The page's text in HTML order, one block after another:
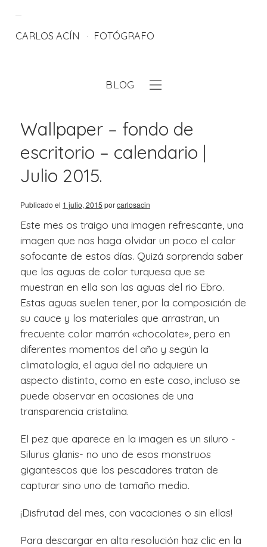
CARLOS ACÍN FOTÓGRAFO
BLOG
Wallpaper – fondo de
escritorio – calendario |
Julio 2015.
Publicado el 1 julio, 2015 porcarlosacin
Este mes os traigo una imagen refrescante, una
imagen que nos haga olvidar un poco el calor
sofocante de estos días. Quizá sorprenda saber
que las aguas de color turquesa que se
muestran en ella son las aguas del rio Ebro.
Estas aguas suelen tener, por la composición de
su cauce y los materiales que arrastran, un
frecuente color marrón «chocolate», pero en
diferentes momentos del año y según la
climatología, el agua del rio adquiere un
aspecto distinto, como en este caso, incluso se
puede observar en ocasiones de una
transparencia cristalina.
El pez que aparece en la imagen es un siluro -
Silurus glanis- no uno de esos monstruos
gigantescos que los pescadores tratan de
capturar sino uno de tamaño medio.
¡Disfrutad del mes, con vacaciones o sin ellas!
Para descargar en alta resolución haz clic en la